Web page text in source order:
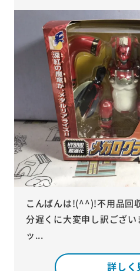
こんばんは!(^^)!不用品回
分遅くに大変申し訳ござ
ッ...
詳しく